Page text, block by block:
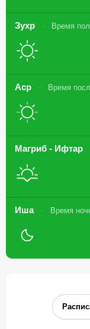
Зухр Время
Аср Время
Магриб - Ифтар
Иша Время